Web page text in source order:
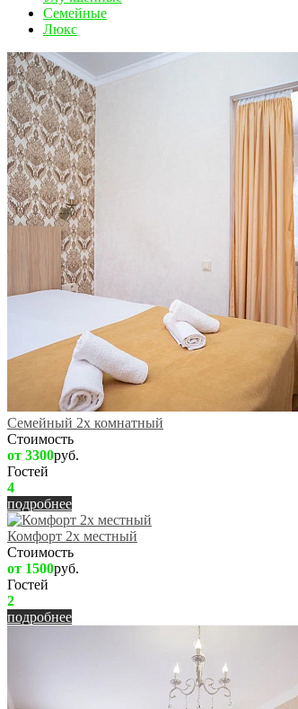
Семейные
Люкс
Семейный 2х комнатный
Стоимость
от 3300руб.
Гостей
4
подробнее
Комфорт 2х местный
Стоимость
от 1500руб.
Гостей
2
подробнее